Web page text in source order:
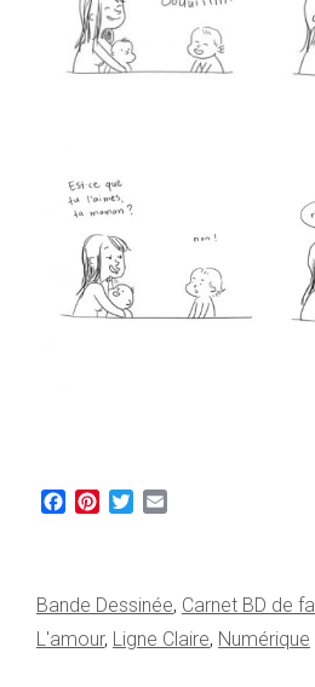
Facebook
PinterestTwitter
Bande Dessinée, Carnet BD de
L'amour, Ligne Claire, Numérique